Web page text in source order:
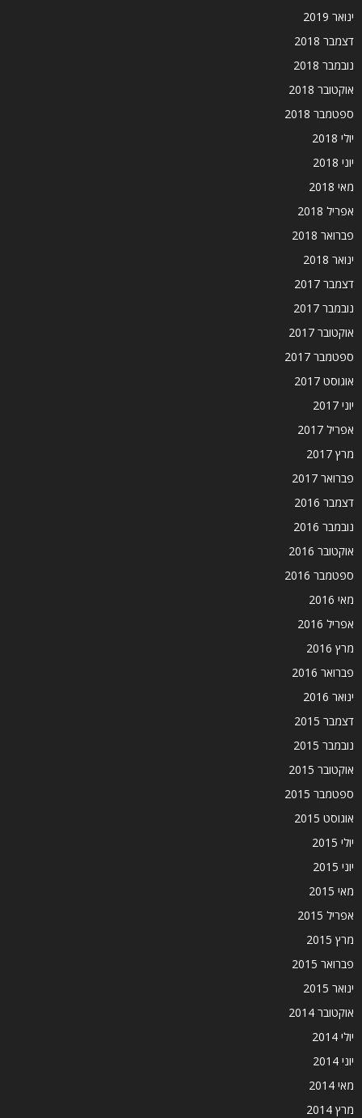
ינואר 2019
דצמבר 2018
נובמבר 2018
אוקטובר 2018
ספטמבר 2018
יולי 2018
יוני 2018
מאי 2018
אפריל 2018
פברואר 2018
ינואר 2018
דצמבר 2017
נובמבר 2017
אוקטובר 2017
ספטמבר 2017
אוגוסט 2017
יוני 2017
אפריל 2017
מרץ 2017
פברואר 2017
דצמבר 2016
נובמבר 2016
אוקטובר 2016
ספטמבר 2016
מאי 2016
אפריל 2016
מרץ 2016
פברואר 2016
ינואר 2016
דצמבר 2015
נובמבר 2015
אוקטובר 2015
ספטמבר 2015
אוגוסט 2015
יולי 2015
יוני 2015
מאי 2015
אפריל 2015
מרץ 2015
פברואר 2015
ינואר 2015
אוקטובר 2014
יולי 2014
יוני 2014
מאי 2014
מרץ 2014